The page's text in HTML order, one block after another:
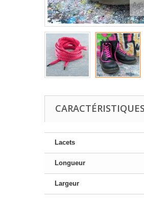
CARACTÉRISTIQUES
Lacets
Longueur
Largeur